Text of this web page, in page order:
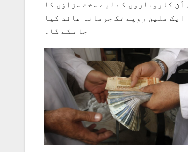
کاروباروں کے لیے سخت سزاؤں کا
ملین روپے تک جرمانہ عائد کیا
جا سکے گا۔